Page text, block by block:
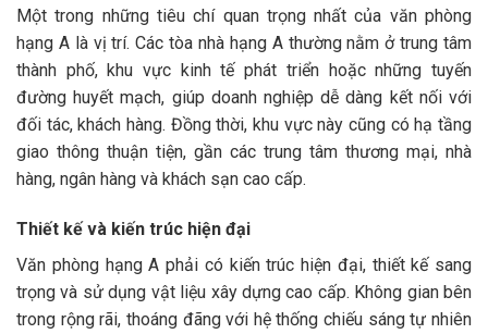
Một trong những tiêu chí quan trọng nhất của văn phòng
hạng A là vị trí. Các tòa nhà hạng A thường nằm ở trung tâm
thành phố, khu vực kinh tế phát triển hoặc những tuyến
đường huyết mạch, giúp doanh nghiệp dễ dàng kết nối với
đối tác, khách hàng. Đồng thời, khu vực này cũng có hạ tầng
giao thông thuận tiện, gần các trung tâm thương mại, nhà
hàng, ngân hàng và khách sạn cao cấp.
Thiết kế và kiến trúc hiện đại
Văn phòng hạng A phải có kiến trúc hiện đại, thiết kế sang
trọng và sử dụng vật liệu xây dựng cao cấp. Không gian bên
trong rộng rãi, thoáng đãng với hệ thống chiếu sáng tự nhiên